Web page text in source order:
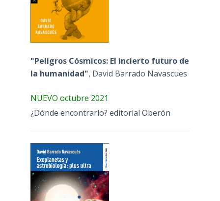
"Peligros Cósmicos: El incierto futuro de
la humanidad", David Barrado Navascues
NUEVO octubre 2021
¿Dónde encontrarlo? editorial Oberón